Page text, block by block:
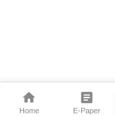
Home E-Paper